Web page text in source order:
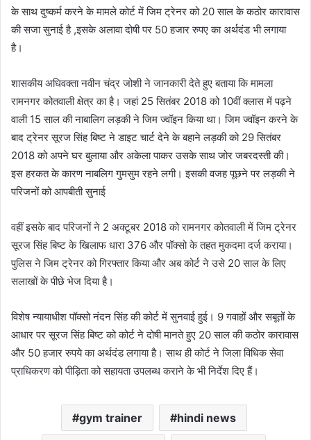
के साथ दुष्कर्म करने के मामले कोर्ट में जिम ट्रेनर को 20 साल के कठोर कारावास
की सजा सुनाई है ,इसके अलावा दोषी पर 50 हजार रुपए का अर्थदंड भी लगाया
है।
शासकीय अधिवक्ता नवीन चंद्र जोशी ने जानकारी देते हुए बताया कि मामला
रामनगर कोतवाली क्षेत्र का है। जहां 25 सितंबर 2018 को 10वीं क्लास में पढ़ने
वाली 15 साल की नाबालिग लड़की ने जिम ज्वॉइन किया था। जिम ज्वॉइन करने के
बाद ट्रेनर सूरज सिंह बिष्ट ने डाइट चार्ट देने के बहाने लड़की को 29 सितंबर
2018 को अपने घर बुलाया और अकेला पाकर उसके साथ जोर जबरदस्ती की।
इस हरकत के कारण नाबलिग गुमसुम रहने लगी। इसकी वजह पूछने पर लड़की ने
परिजनों को आपबीती सुनाई
वहीं इसके बाद परिजनों ने 2 अक्टूबर 2018 को रामनगर कोतवाली में जिम ट्रेनर
सूरज सिंह बिष्ट के खिलाफ धारा 376 और पॉक्सो के तहत मुकदमा दर्ज कराया।
पुलिस ने जिम ट्रेनर को गिरफ्तार किया और अब कोर्ट ने उसे 20 साल के लिए
सलाखों के पीछे भेज दिया है।
विशेष न्यायाधीश पॉक्सो नंदन सिंह की कोर्ट में सुनवाई हुई। 9 गवाहों और सबूतों के
आधार पर सूरज सिंह बिष्ट को कोर्ट ने दोषी मानते हुए 20 साल की कठोर कारावास
और 50 हजार रुपये का अर्थदंड लगाया है। साथ ही कोर्ट ने जिला विधिक सेवा
प्राधिकरण को पीड़िता को सहायता उपलब्ध कराने के भी निर्देश दिए हैं।
gym trainer hindi news